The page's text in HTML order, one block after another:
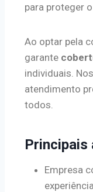
para proteger
Ao optar pela
garante
individuais.
atendimento
todos.
Principais
Empresa